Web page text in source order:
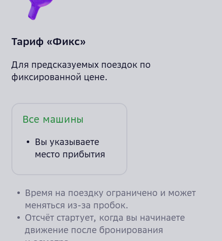
Тариф «Фикс»
Для предсказуемых поездок по
фиксированной цене.
Все машины
Вы указываете
место прибытия
Время на поездку ограничено и может
меняться из-за пробок.
Отсчёт стартует, когда вы начинаете
движение после бронирования